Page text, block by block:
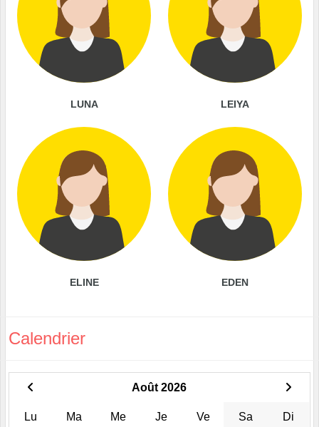
LUNA LEIYA
ELINE EDEN
Calendrier
Août 2026
Lu Ma Me Je Ve Sa Di